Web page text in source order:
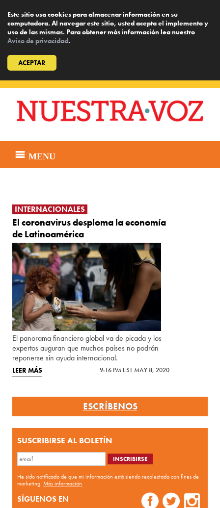
Este sitio usa cookies para almacenar información en su
computadora. Al navegar este sitio, usted acepta el implemento y
uso de las mismas. Para obtener más información lea nuestro
Aviso de privacidad.
ACEPTAR
content
MENU
INTERNACIONALES
El coronavirus desploma la economía
de Latinoamérica
El panorama financiero global va de picada y los
expertos auguran que muchos países no podrán
reponerse sin ayuda internacional.
LEER MÁS 9:16 PM EST MAY 8, 2020
ESCRÍBENOS
SUSCRIBIRSE AL BOLETÍN
He sido notificado de que mi información está siendo recolectada con fines de
marketing.Más información
SÍGUENOS EN